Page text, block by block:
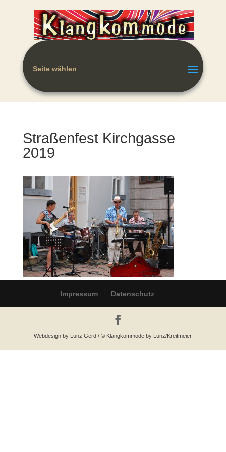
Seite wählen
Straßenfest Kirchgasse
2019
Impressum Datenschutz
Webdesign by Lunz Gerd / © Klangkommode by Lunz/Kreitmeier